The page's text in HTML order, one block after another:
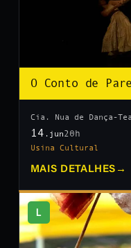
O Conto de
Cia. Nua de Dança-
14 .jun20h
Usina Cultural
MAIS DETALHES →
L